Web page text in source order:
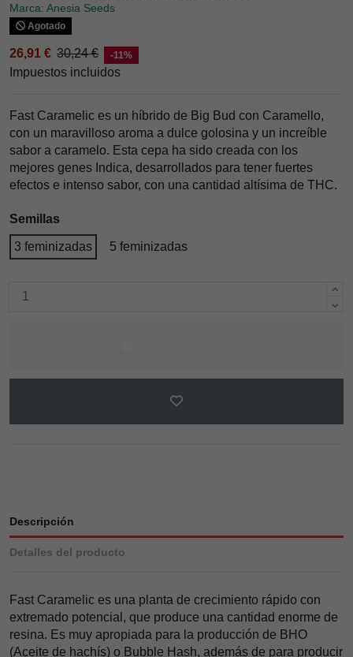
Marca: Anesia Seeds
Agotado
26,91 € 30,24 € -11%
Impuestos incluidos
Fast Caramelic es un híbrido de Big Bud con Caramello,
con un maravilloso aroma a dulce golosina y un increíble
sabor a caramelo. Esta cepa ha sido creada con los
mejores genes Indica, desarrollados para tener fuertes
efectos e intenso sabor, con una cantidad altísima de THC.
Semillas
3 feminizadas 5 feminizadas
Descripción
Detalles del producto
Fast Caramelic es una planta de crecimiento rápido con
extremado potencial, que produce una cantidad enorme de
resina. Es muy apropiada para la producción de BHO
(Aceite de hachís) o Bubble Hash, además de para producir